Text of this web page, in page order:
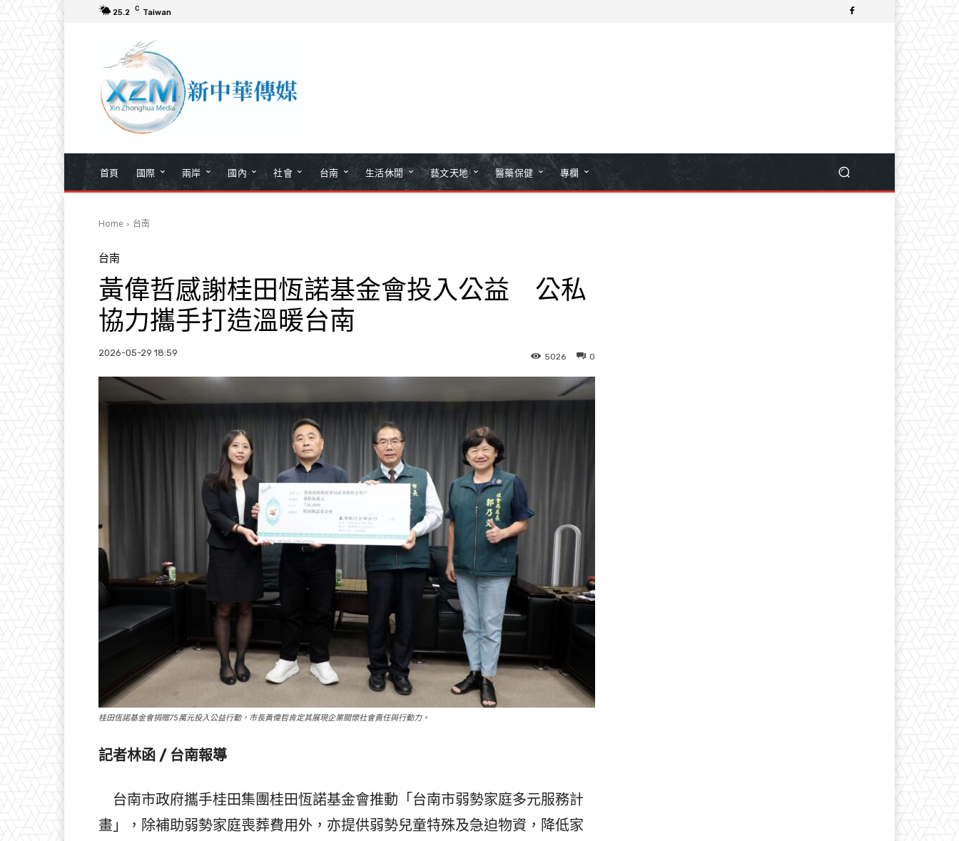
25.2 C Taiwan
首頁 國際 兩岸 國內 社會 台南 生活休閒 藝文天地 醫藥保健 專欄
Home 台南
台南
黃偉哲感謝桂田恆諾基金會投入公益 公私
協力攜手打造溫暖台南
2026-05-29 18:59 0
5026
桂田恆諾基金會捐贈75萬元投入公益行動，市長黃偉哲肯定其展現企業關懷社會責任與行動力。
記者林函 / 台南報導
台南市政府攜手桂田集團桂田恆諾基金會推動「台南市弱勢家庭多元服務計
畫」，除補助弱勢家庭喪葬費用外，亦提供弱勢兒童特殊及急迫物資，降低家